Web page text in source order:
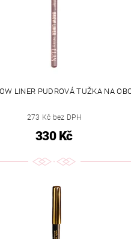
LINER PUDROVÁ TUŽKA NA
273 Kč bez DPH
330 Kč